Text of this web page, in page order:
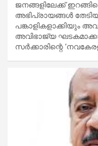
ജനങ്ങളിലേക്ക്
അഭിപ്രായങ്ങൾ
പങ്കാളികളാക്കിയും
അവിഭാജ്യ
സർക്കാരിന്റെ